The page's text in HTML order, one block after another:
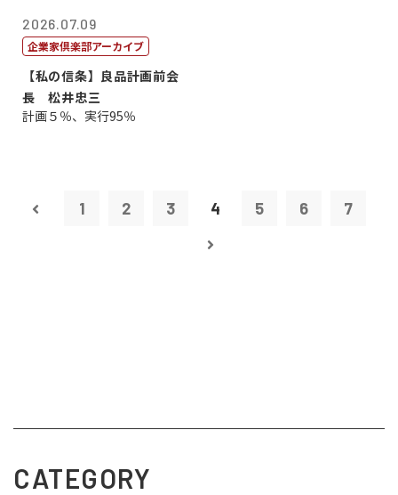
2026.07.09
企業家倶楽部アーカイブ
【私の信条】良品計画前会
長 松井忠三
計画５％、実行95％
1 2 3 4 5 6 7
CATEGORY